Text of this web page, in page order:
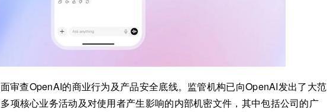
审查OpenAI的商业行为及产品安全底线。监管机构已向OpenAI发出了大范
项核心业务活动及对使用者产生影响的内部机密文件，其中包括公司的广